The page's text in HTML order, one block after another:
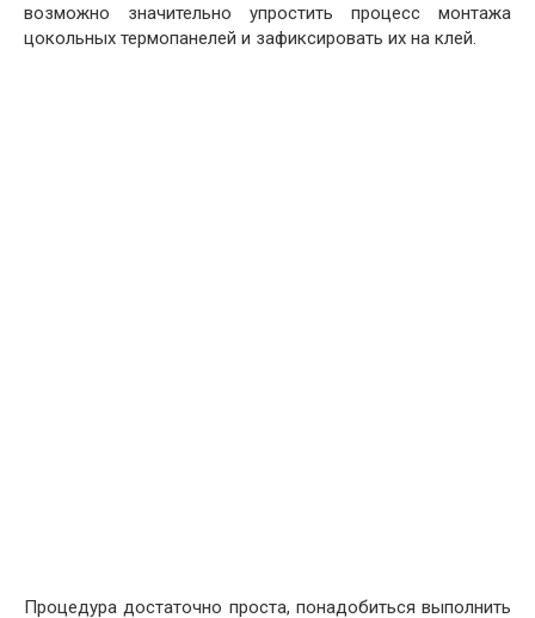
возможно значительно упростить процесс монтажа
цокольных термопанелей и зафиксировать их на клей.
Процедура достаточно проста, понадобиться выполнить